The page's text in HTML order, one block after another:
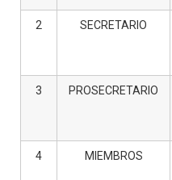
2 SECRETARIO
3 PROSECRETARIO
4 MIEMBROS